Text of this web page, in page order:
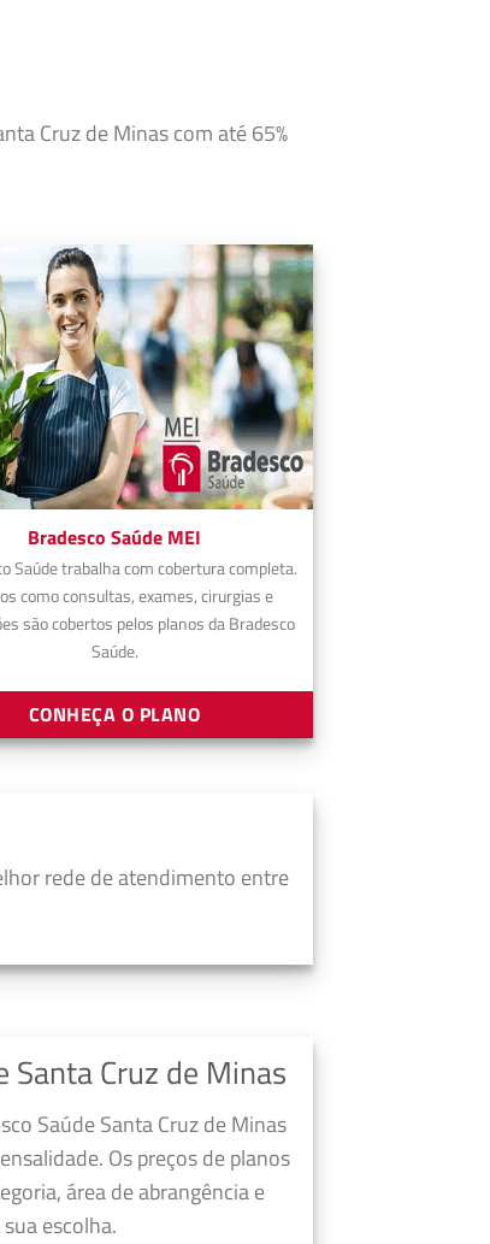
Cruz de Minas com até 65%
Bradesco Saúde MEI
Saúde trabalha com cobertura completa.
como consultas, exames, cirurgias e
são cobertos pelos planos da Bradesco
Saúde.
CONHEÇA O PLANO
rede de atendimento entre
Santa Cruz de Minas
Saúde Santa Cruz de Minas
Os preços de planos
área de abrangência e
escolha.